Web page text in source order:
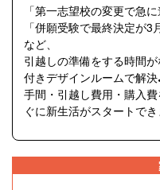
「第一志望校の変更で急
「併願受験で最終決定が3
など、
引越しの準備をする時間が
付きデザインルームで解
手間・引越し費用・購入
ぐに新生活がスタートでき